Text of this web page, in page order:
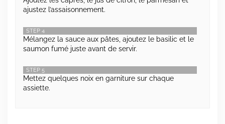
ajustez l’assaisonnement.
STEP 4
Mélangez la sauce aux pâtes, ajoutez le basilic et le
saumon fumé juste avant de servir.
STEP 5
Mettez quelques noix en garniture sur chaque
assiette.